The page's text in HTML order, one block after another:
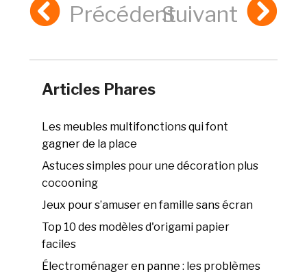
PrécédentSuivant
Articles Phares
Les meubles multifonctions qui font
gagner de la place
Astuces simples pour une décoration plus
cocooning
Jeux pour s’amuser en famille sans écran
Top 10 des modèles d'origami papier
faciles
Électroménager en panne : les problèmes